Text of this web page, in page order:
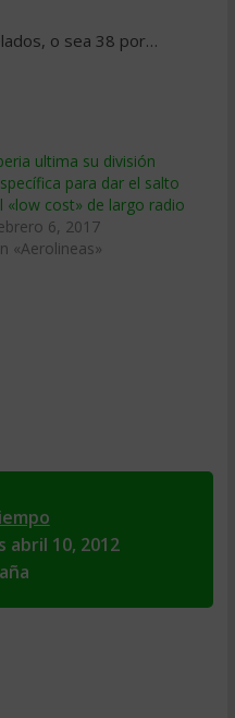
o sea 38 por…
ultima su división
para dar el salto
«low cost» de largo radio
6, 2017
«Aerolineas»
abril 10, 2012